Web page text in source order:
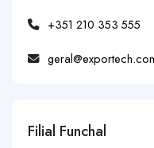
+351 210 353 555
Filial Funchal